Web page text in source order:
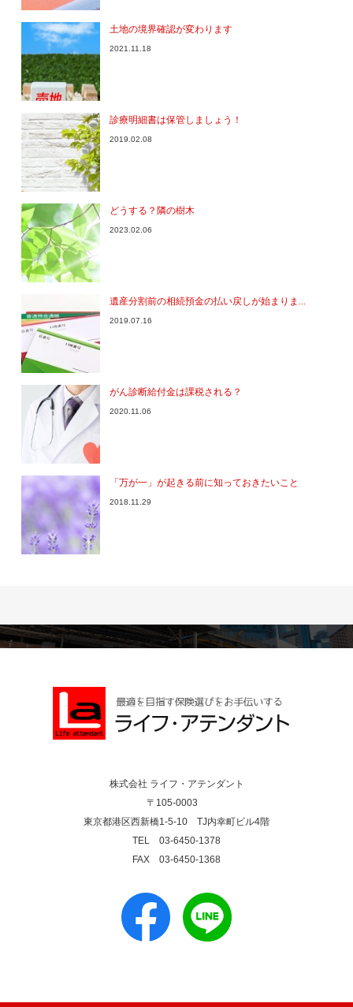
土地の境界確認が変わります
2021.11.18
診療明細書は保管しましょう！
2019.02.08
どうする？隣の樹木
2023.02.06
遺産分割前の相続預金の払い戻しが始まりま...
2019.07.16
がん診断給付金は課税される？
2020.11.06
「万が一」が起きる前に知っておきたいこと
2018.11.29
株式会社 ライフ・アテンダント
〒105-0003
東京都港区西新橋1-5-10 TJ内幸町ビル4階
TEL 03-6450-1378
FAX 03-6450-1368